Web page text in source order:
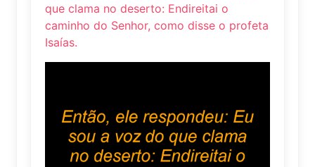
que clama no deserto: Endireitai o
caminho do Senhor, como disse o profeta
Isaías.